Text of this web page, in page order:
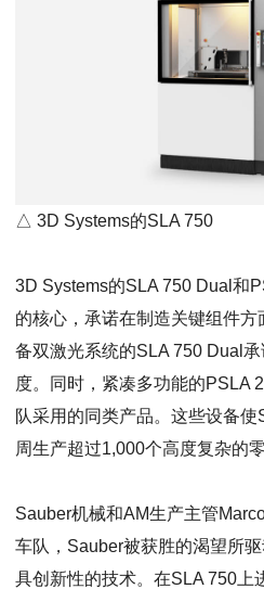
△ 3D Systems的SLA 750
3D Systems的SLA 750 Dual和
的核心，承诺在制造关键组件
备双激光系统的SLA 750 Dual
度。同时，紧凑多功能的PSLA
队采用的同类产品。这些设备
周生产超过1,000个高度复杂的零
Sauber机械和AM生产主管
车队，Sauber被获胜的渴望所
具创新性的技术。在SLA 750上